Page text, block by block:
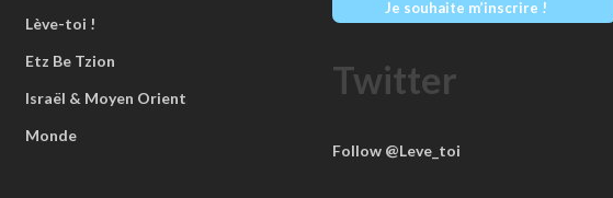
Lève-toi !
Etz Be Tzion
Israël & Moyen Orient
Monde
Je souhaite m’inscrire !
Twitter
Follow @Leve_toi